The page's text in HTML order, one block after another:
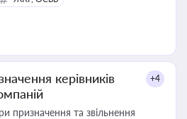
керівників
+4
призначення та звільнення